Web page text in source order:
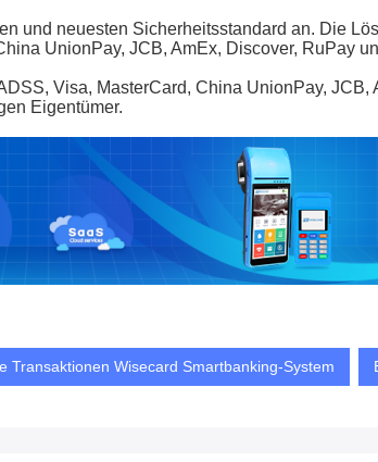
und neuesten Sicherheitsstandard an. Die
UnionPay, JCB, AmEx, Discover, RuPay
Visa, MasterCard, China UnionPay,
Eigentümer.
Transaktionen Wisecard Smartbanking-System